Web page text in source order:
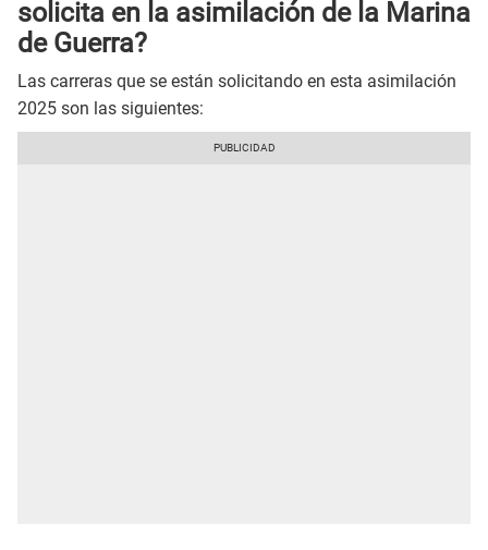
solicita en la asimilación de la Marina
de Guerra?
Las carreras que se están solicitando en esta asimilación
2025 son las siguientes: